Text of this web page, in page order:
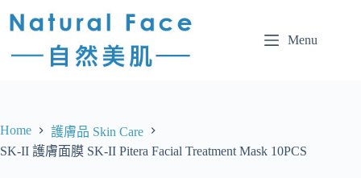
Menu
Home
護膚品 Skin Care
SK-II 護膚面膜 SK-II Pitera Facial Treatment Mask 10PCS